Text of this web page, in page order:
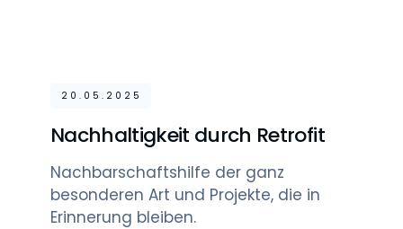
20.05.2025
Nachhaltigkeit durch Retrofit
Nachbarschaftshilfe der ganz
besonderen Art und Projekte, die in
Erinnerung bleiben.